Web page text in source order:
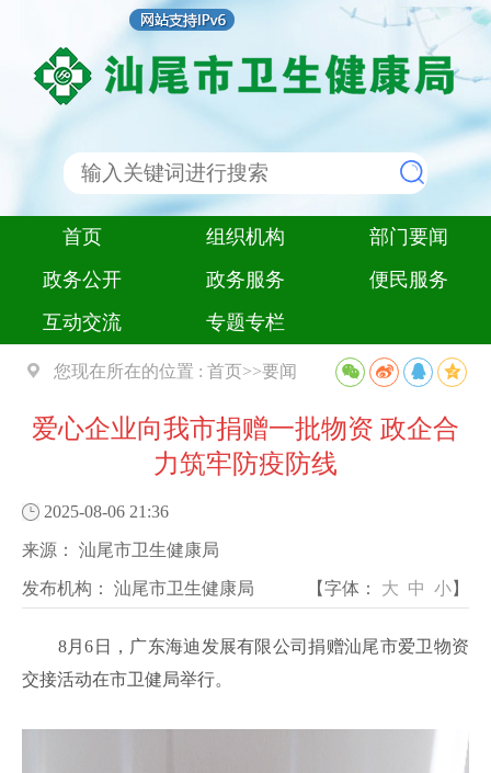
首页 组织机构
部门要闻
政务公开
政务服务
便民服务
互动交流
专题专栏
您现在所在的位置 : 首页>>要闻
爱心企业向我市捐赠一批物资 政企合
力筑牢防疫防线
2025-08-06 21:36
来源： 汕尾市卫生健康局
发布机构： 汕尾市卫生健康局 【字体： 大 中 小】
8月6日，广东海迪发展有限公司捐赠汕尾市爱卫物资
交接活动在市卫健局举行。